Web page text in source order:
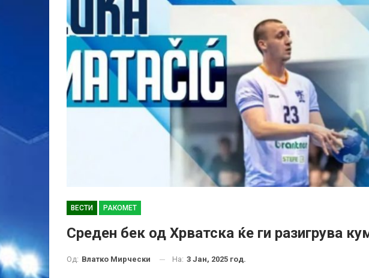
ВЕСТИ РАКОМЕТ
Среден бек од Хрватска ќе ги разигрува
Од: Влатко Мирчески На: 3 Јан, 2025 год.